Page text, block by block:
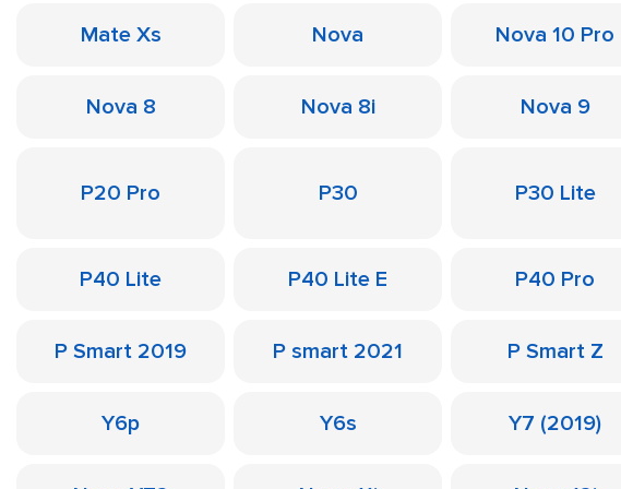
Mate Xs Nova Nova 10 Pro
Nova 8 Nova 8i Nova 9
P20 Pro P30 P30 Lite
P40 Lite P40 Lite E P40 Pro
P Smart 2019 P smart 2021 P Smart Z
Y6p Y6s Y7 (2019)